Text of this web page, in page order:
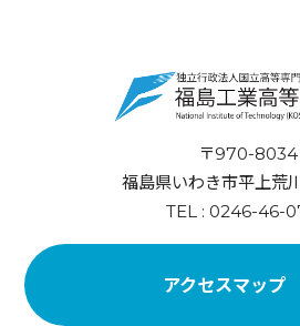
〒970-8034
福島県いわき市平上荒
TEL : 0246-46-
アクセスマップ